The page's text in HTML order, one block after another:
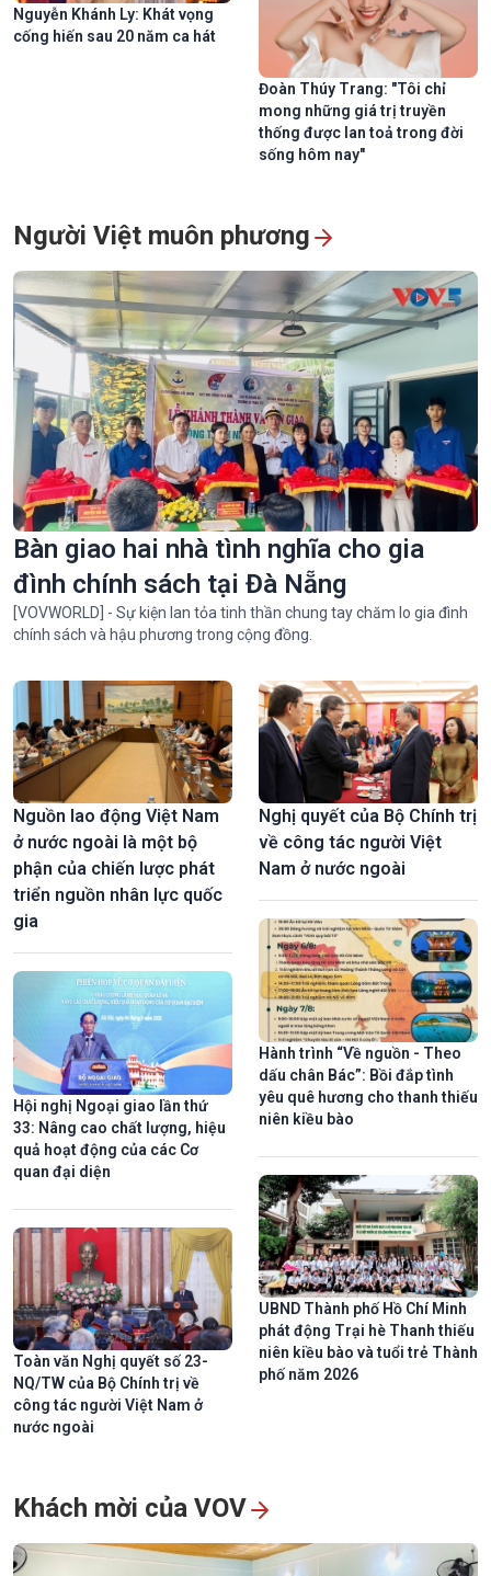
Đố vui: Cá gì "béo tròn" xưa nay?
Hình ảnh ấn tượng đêm khai mạc liên hoan quốc tế võ cổ truyền
2026 tại Gia Lai
TRỰC TIẾP: Phiên khai mạc Kỳ họp không thường lệ thứ nhất,
Quốc hội khóa XVI
Các sự kiện văn hoá nổi bật trong tuần qua ảnh
Nguyễn Khánh Ly: Khát vọng
cống hiến sau 20 năm ca hát
Đoàn Thúy Trang: "Tôi chỉ
mong những giá trị truyền
thống được lan toả trong đời
sống hôm nay"
Người Việt muôn phương
Bàn giao hai nhà tình nghĩa cho gia
đình chính sách tại Đà Nẵng
[VOVWORLD] - Sự kiện lan tỏa tinh thần chung tay chăm lo gia đình
chính sách và hậu phương trong cộng đồng.
Nguồn lao động Việt Nam
ở nước ngoài là một bộ
phận của chiến lược phát
triển nguồn nhân lực quốc
gia
Hội nghị Ngoại giao lần thứ
33: Nâng cao chất lượng, hiệu
quả hoạt động của các Cơ
quan đại diện
Toàn văn Nghị quyết số 23-
NQ/TW của Bộ Chính trị về
công tác người Việt Nam ở
nước ngoài
Nghị quyết của Bộ Chính trị
về công tác người Việt
Nam ở nước ngoài
Hành trình “Về nguồn - Theo
dấu chân Bác”: Bồi đắp tình
yêu quê hương cho thanh thiếu
niên kiều bào
UBND Thành phố Hồ Chí Minh
phát động Trại hè Thanh thiếu
niên kiều bào và tuổi trẻ Thành
phố năm 2026
Khách mời của VOV